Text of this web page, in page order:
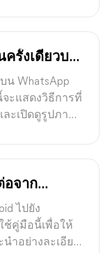
ครั้งเดียวบน
น WhatsApp
ะแสดงวิธีการที่
ะเปิดดูรูปภาพ
อจาก
ไปยัง
ช้คู่มือนี้เพื่อให้
ำอย่างละเอียด